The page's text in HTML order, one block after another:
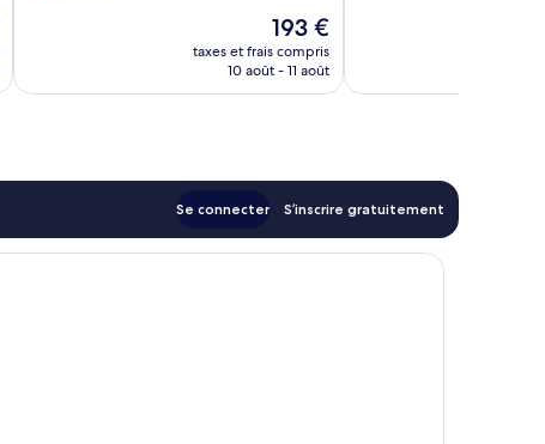
Le
nouveau
prix
193 €
taxes et frais compris
10 août - 11 août
Se connecter S’inscrire gratuitement